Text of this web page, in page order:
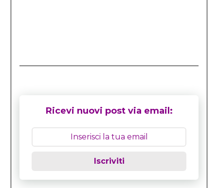
Ricevi nuovi post via email:
Iscriviti